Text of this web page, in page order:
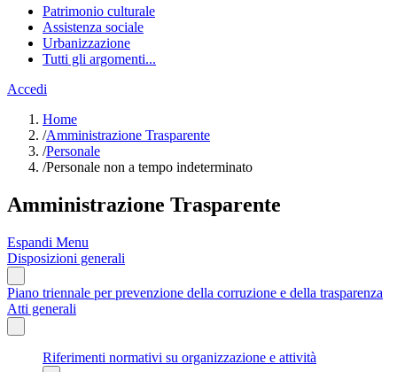
Patrimonio culturale
Assistenza sociale
Urbanizzazione
Tutti gli argomenti...
Accedi
Home
/Amministrazione Trasparente
/Personale
/Personale non a tempo indeterminato
Amministrazione Trasparente
Espandi Menu
Disposizioni generali
Piano triennale per prevenzione della corruzione e della trasparenza
Atti generali
Riferimenti normativi su organizzazione e attività